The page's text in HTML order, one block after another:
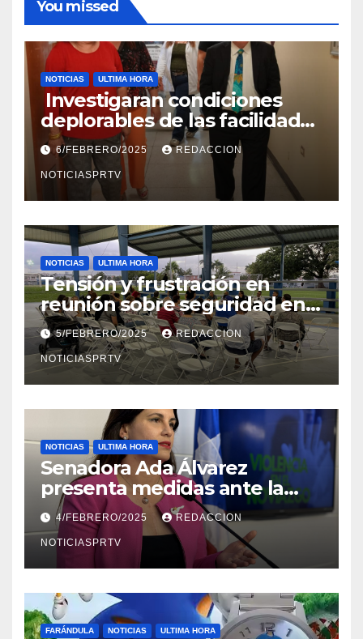
You missed
NOTICIAS ULTIMA HORA
Investigaran condiciones
deplorables de las facilidades
el Departamento de la Salud
en Mayagüez
6/FEBRERO/2025 REDACCION
NOTICIASPRTV
NOTICIAS ULTIMA HORA
Tensión y frustración en
reunión sobre seguridad en
Reparto Metropolitano
5/FEBRERO/2025 REDACCION
NOTICIASPRTV
NOTICIAS ULTIMA HORA
Senadora Ada Álvarez
presenta medidas ante la
violencia en el noviazgo
4/FEBRERO/2025 REDACCION
NOTICIASPRTV
FARÁNDULA NOTICIAS ULTIMA HORA